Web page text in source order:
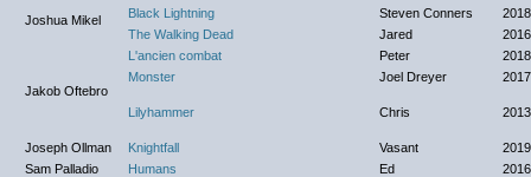
Joshua Mikel
Black Lightning Steven Conners
2018
The Walking Dead
Jared
Jakob Oftebro
L'ancien combat Peter
2018
Monster
Joel Dreyer 2017
Lilyhammer Chris
Joseph Ollman Knightfall Vasant
2019
Sam Palladio
Humans Ed
2016